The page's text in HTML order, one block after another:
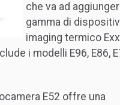
che va ad
gamma di
imaging termico
i modelli E96, E86,
E52 offre una